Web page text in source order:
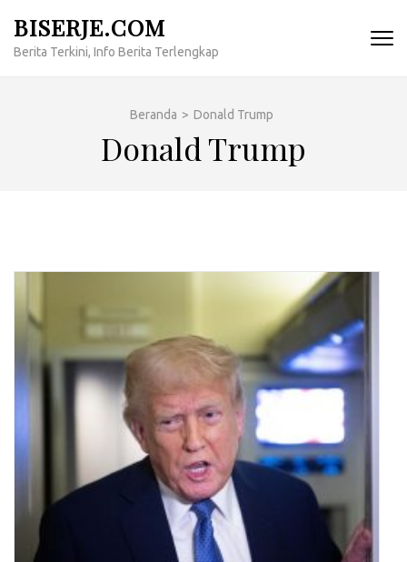
konten
BISERJE.COM
Berita Terkini, Info Berita Terlengkap
Beranda > Donald Trump
Donald Trump